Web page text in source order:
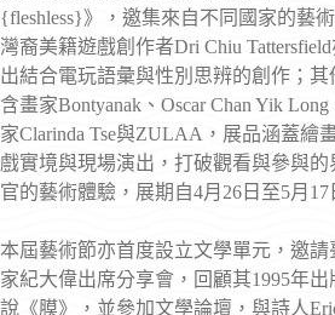
{fleshless}》，邀集來自不同國家的藝
灣裔美籍遊戲創作者Dri Chiu
出結合電玩語彙與性別思辨的創作；
含畫家Bontyanak、Oscar Chan Yik
家Clarinda Tse與ZULAA，展品涵蓋繪
戲實境與現場演出，打破觀看與參與
官的藝術體驗，展期自4月26日至5月17
本屆藝術節亦首度設立文學單元，邀
家紀大偉出席分享會，回顧其1995年
說《膜》，並參加文學論壇，與詩人